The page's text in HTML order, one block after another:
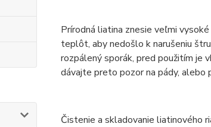
Prírodná liatina znesie veľmi
teplôt, aby nedošlo k narušeniu
rozpálený sporák, pred použitím je
dávajte preto pozor na pády, alebo
Čistenie a skladovanie liatinového